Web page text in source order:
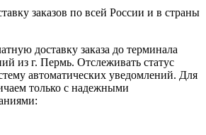
заказов по всей России и в страны
доставку заказа до терминала
из г. Пермь. Отслеживать статус
автоматических уведомлений. Для
только с надежными